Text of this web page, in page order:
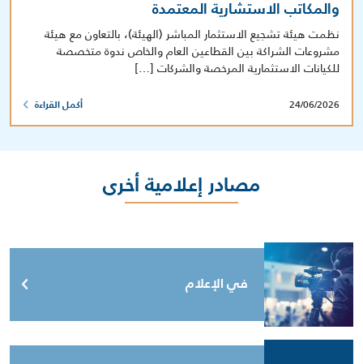
والمكاتب الاستشارية المعتمدة
نظمت هيئة تشجيع الاستثمار المباشر (الهيئة)، بالتعاون مع هيئة
مشروعات الشراكة بين القطاعين العام والخاص ندوة متخصصة
للكيانات الاستثمارية المرخصة والشركات […]
24/06/2026 أكمل القراءة
مصادر إعلامية أخرى
في الإعلام